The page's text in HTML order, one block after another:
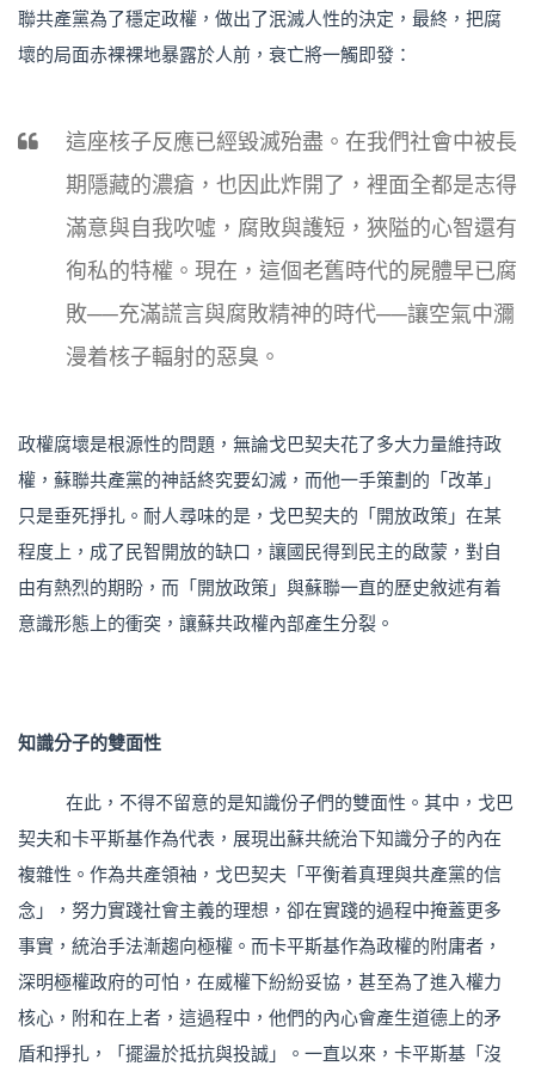
聯共產黨為了穩定政權，做出了泯滅人性的決定，最終，把腐
壞的局面赤裸裸地暴露於人前，衰亡將一觸即發：
這座核子反應已經毀滅殆盡。在我們社會中被長
期隱藏的濃瘡，也因此炸開了，裡面全都是志得
滿意與自我吹噓，腐敗與護短，狹隘的心智還有
徇私的特權。現在，這個老舊時代的屍體早已腐
敗──充滿謊言與腐敗精神的時代──讓空氣中瀰
漫着核子輻射的惡臭。
政權腐壞是根源性的問題，無論戈巴契夫花了多大力量維持政
權，蘇聯共產黨的神話終究要幻滅，而他一手策劃的「改革」
只是垂死掙扎。耐人尋味的是，戈巴契夫的「開放政策」在某
程度上，成了民智開放的缺口，讓國民得到民主的啟蒙，對自
由有熱烈的期盼，而「開放政策」與蘇聯一直的歷史敘述有着
意識形態上的衝突，讓蘇共政權內部產生分裂。
知識分子的雙面性
在此，不得不留意的是知識份子們的雙面性。其中，戈巴
契夫和卡平斯基作為代表，展現出蘇共統治下知識分子的內在
複雜性。作為共產領袖，戈巴契夫「平衡着真理與共產黨的信
念」，努力實踐社會主義的理想，卻在實踐的過程中掩蓋更多
事實，統治手法漸趨向極權。而卡平斯基作為政權的附庸者，
深明極權政府的可怕，在威權下紛紛妥協，甚至為了進入權力
核心，附和在上者，這過程中，他們的內心會產生道德上的矛
盾和掙扎，「擺盪於抵抗與投誠」。一直以來，卡平斯基「沒